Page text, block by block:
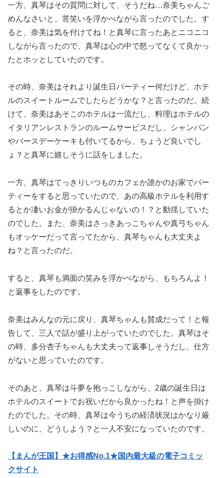
一方、真琴はその質問に対して、そうだね…奈美ちゃんご
めんなさいと、苦笑いを浮かべながら言ったのでした。す
ると、奈美は気を付けてね！と真琴に言ったあとニコニコ
しながら言ったので、真琴は心の中で怒ってなくて良かっ
たとホッとしていたのです。
その時、奈美はそれより誕生日パーティー何だけど、ホテ
ルのスイートルームでしたらどうかな？と言ったのだ。続
けて、奈美はあそこのホテルは一流だし、料理はホテルの
イタリアンレストランのルームサービスだし、シャンパン
やバースデーケーキも付いてるから、ちょうど良いでし
ょ？と真琴に嬉しそうに話をしました。
一方、真琴はてっきりいつものカフェか誰かのお家でパー
ティーをすると思っていたので、あの高級ホテルを利用す
るとか凄いお金が掛かるんじゃないの！？と動揺していた
のでした。また、奈美はさっきあっこちゃんや真弓ちゃん
もオッケーだって言ってたから、真琴ちゃんも大丈夫よ
ね？と言ったのだ。
すると、真琴も満面の笑みを浮かべながら、もちろんよ！
と返事をしたのです。
奈美はみんなの元に戻り、真琴ちゃんも賛成だって！と報
告して、三人で話が盛り上がっていたのでした。真琴はそ
の時、多分杏子ちゃんも大丈夫って返事しそうだし、仕方
がないと思っていたのです。
そのあと、真琴は斗夢を抱っこしながら、2歳の誕生日は
ホテルのスイートでお祝いだから良かったね！と声を掛け
たのでした。その時、真琴は今うちの経済状況はかなり厳
しいのに、どうしよう？と一人不安になっていたのです。
【まんが王国】★お得感No.1★国内最大級の電子コミッ
クサイト